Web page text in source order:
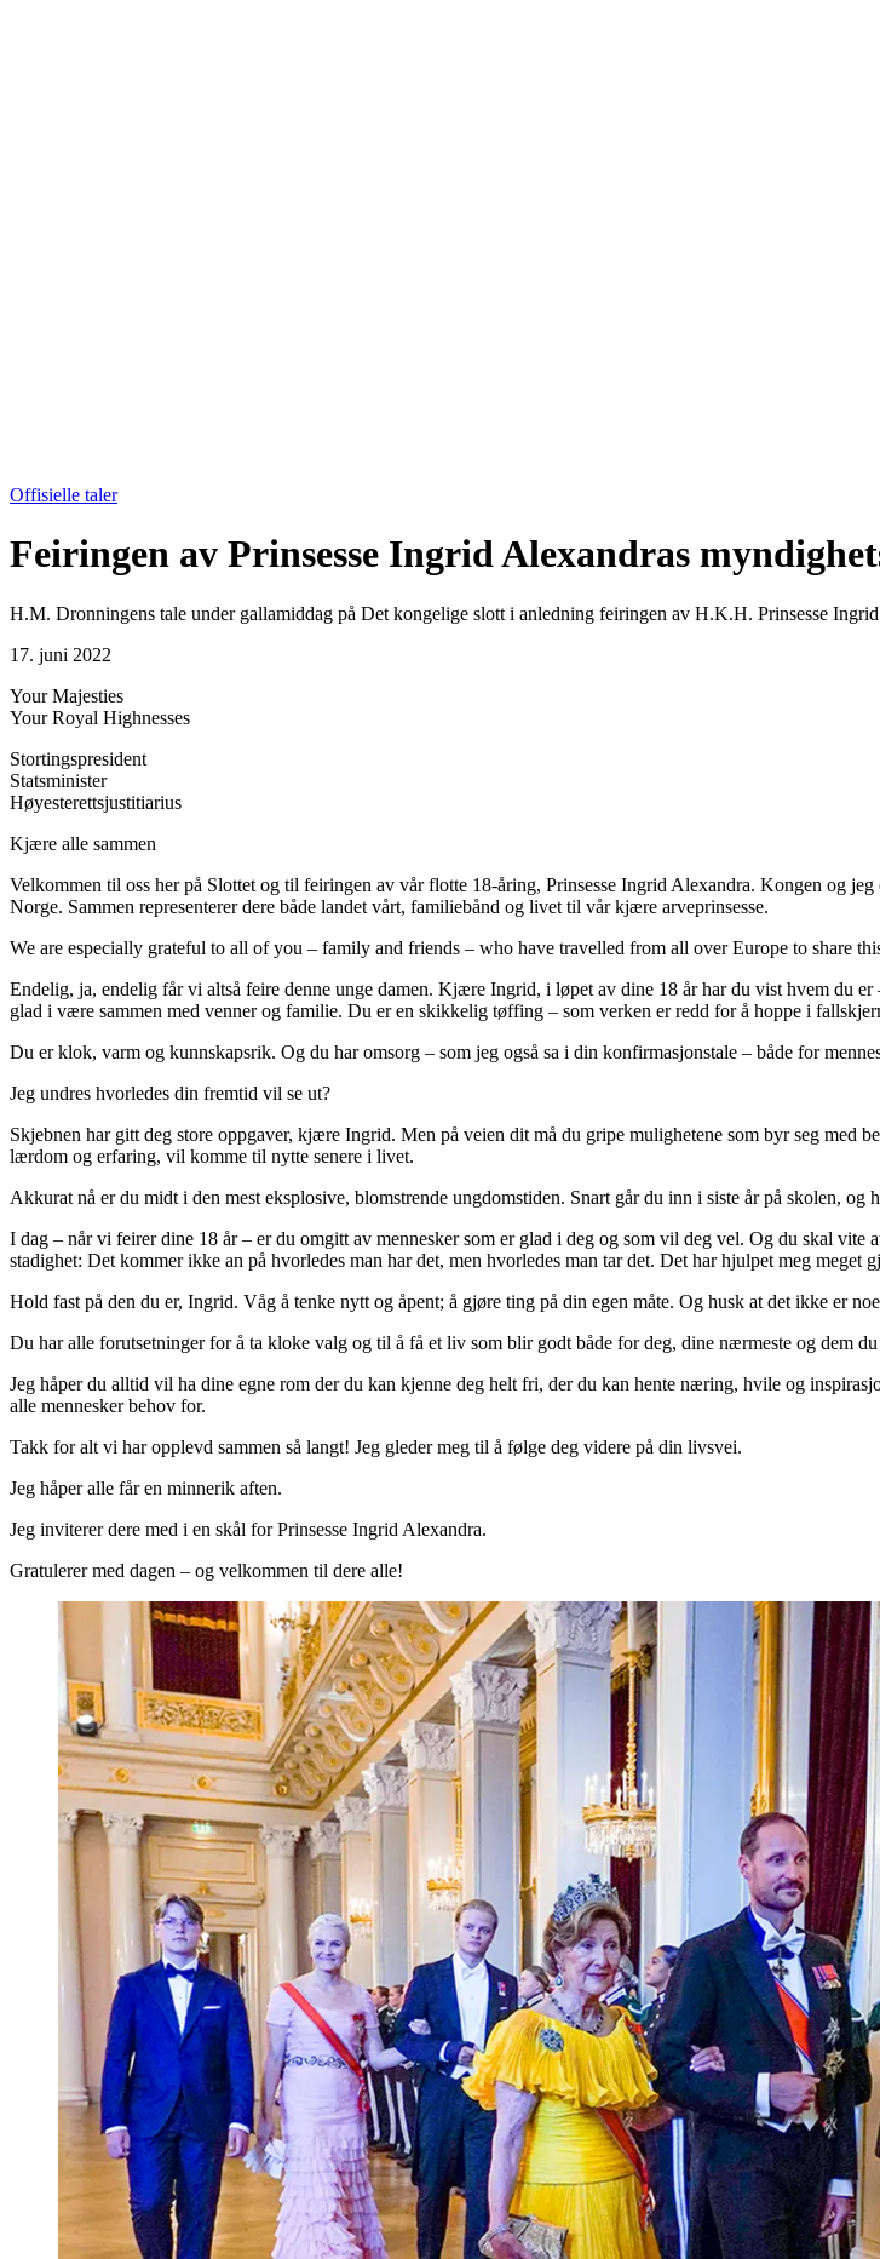
Offisielle taler
Feiringen av Prinsesse Ingrid Alexandras
H.M. Dronningens tale under gallamiddag på Det kongelige slott i anledning feiringen av H.K.H. Prinsesse
17. juni 2022
Your Majesties
Your Royal Highnesses
Stortingspresident
Statsminister
Høyesterettsjustitiarius
Kjære alle sammen
Velkommen til oss her på Slottet og til feiringen av vår flotte 18-åring, Prinsesse Ingrid Alexandra. Kongen og
Norge. Sammen representerer dere både landet vårt, familiebånd og livet til vår kjære arveprinsesse.
We are especially grateful to all of you – family and friends – who have travelled from all over Europe to share
Endelig, ja, endelig får vi altså feire denne unge damen. Kjære Ingrid, i løpet av dine 18 år har du vist hvem du
glad i være sammen med venner og familie. Du er en skikkelig tøffing – som verken er redd for å hoppe i
Du er klok, varm og kunnskapsrik. Og du har omsorg – som jeg også sa i din konfirmasjonstale – både for
Jeg undres hvorledes din fremtid vil se ut?
Skjebnen har gitt deg store oppgaver, kjære Ingrid. Men på veien dit må du gripe mulighetene som byr seg med
lærdom og erfaring, vil komme til nytte senere i livet.
Akkurat nå er du midt i den mest eksplosive, blomstrende ungdomstiden. Snart går du inn i siste år på skolen, og
I dag – når vi feirer dine 18 år – er du omgitt av mennesker som er glad i deg og som vil deg vel. Og du skal
stadighet: Det kommer ikke an på hvorledes man har det, men hvorledes man tar det. Det har hjulpet meg
Hold fast på den du er, Ingrid. Våg å tenke nytt og åpent; å gjøre ting på din egen måte. Og husk at det ikke er
Du har alle forutsetninger for å ta kloke valg og til å få et liv som blir godt både for deg, dine nærmeste og dem
Jeg håper du alltid vil ha dine egne rom der du kan kjenne deg helt fri, der du kan hente næring, hvile og
alle mennesker behov for.
Takk for alt vi har opplevd sammen så langt! Jeg gleder meg til å følge deg videre på din livsvei.
Jeg håper alle får en minnerik aften.
Jeg inviterer dere med i en skål for Prinsesse Ingrid Alexandra.
Gratulerer med dagen – og velkommen til dere alle!